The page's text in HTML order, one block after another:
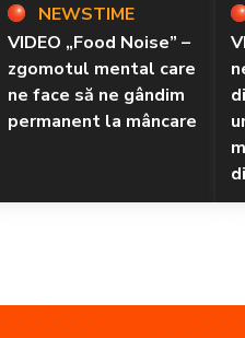
NEWSTIME
VIDEO „Food Noise” –
zgomotul mental care
ne face să ne gândim
permanent la mâncare